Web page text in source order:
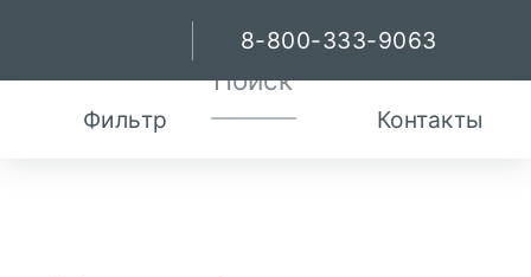
8-800-333-9063
Фильтр Контакты